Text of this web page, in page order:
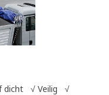
dicht √ Veilig √